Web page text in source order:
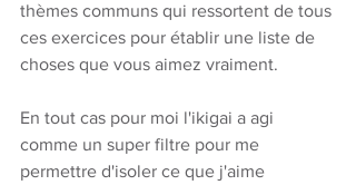
thèmes communs qui ressortent de tous
ces exercices pour établir une liste de
choses que vous aimez vraiment.
En tout cas pour moi l'ikigai a agi
comme un super filtre pour me
permettre d'isoler ce que j'aime